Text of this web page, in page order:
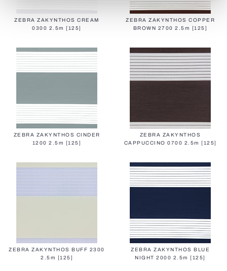
ZEBRA ZAKYNTHOS CREAM
0300 2.5m [125]
ZEBRA ZAKYNTHOS COPPER
BROWN 2700 2.5m [125]
ZEBRA ZAKYNTHOS CINDER
1200 2.5m [125]
ZEBRA ZAKYNTHOS
CAPPUCCINO 0700 2.5m [125]
ZEBRA ZAKYNTHOS BUFF 2300
2.5m [125]
ZEBRA ZAKYNTHOS BLUE
NIGHT 2000 2.5m [125]